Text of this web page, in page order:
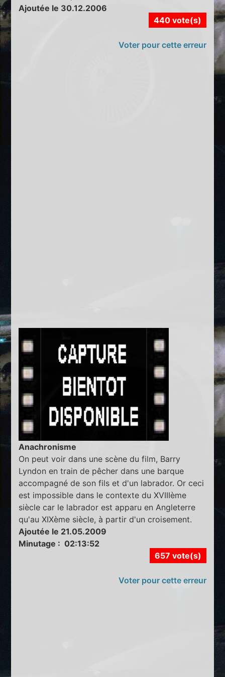
Ajoutée le 30.12.2006
440 vote(s)
Voter pour cette erreur
Anachronisme
On peut voir dans une scène du film, Barry
Lyndon en train de pêcher dans une barque
accompagné de son fils et d'un labrador. Or ceci
est impossible dans le contexte du XVIIIème
siècle car le labrador est apparu en Angleterre
qu'au XIXème siècle, à partir d'un croisement.
Ajoutée le 21.05.2009
Minutage : 02:13:52
657 vote(s)
Voter pour cette erreur